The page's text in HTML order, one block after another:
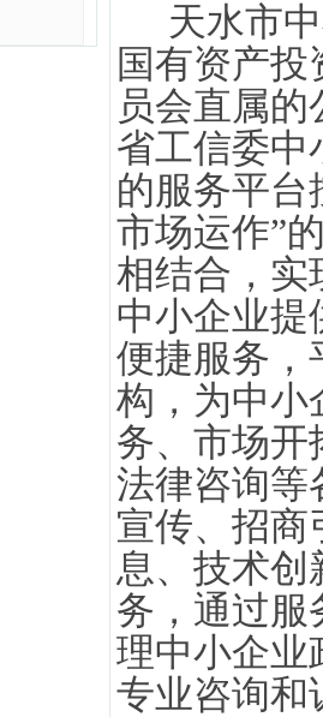
天水市
国有资产
员会直属
省工信委中
的服务平台
市场运作”
相结合，实
中小企业提
便捷服务，
构，为中小
务、市场开
法律咨询等
宣传、招商
息、技术创
务，通过服
理中小企业
专业咨询和